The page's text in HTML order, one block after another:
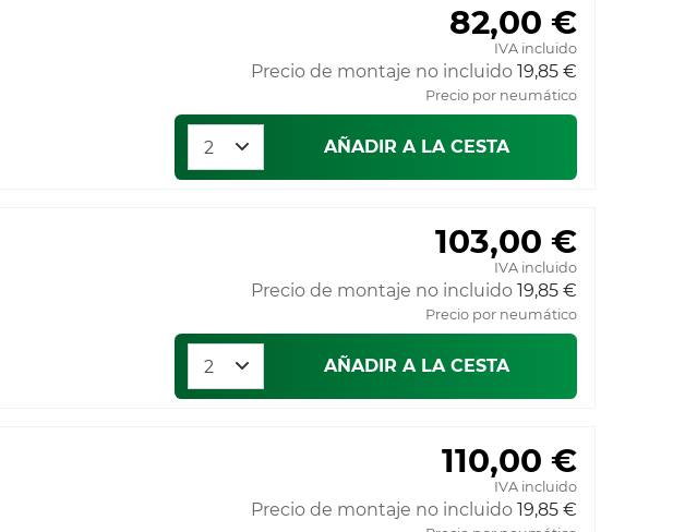
82,00 €
IVA incluido
Precio de montaje no incluido 19,85 €
Precio por neumático
AÑADIR A LA CESTA
103,00 €
IVA incluido
Precio de montaje no incluido 19,85 €
Precio por neumático
AÑADIR A LA CESTA
110,00 €
IVA incluido
Precio de montaje no incluido 19,85 €